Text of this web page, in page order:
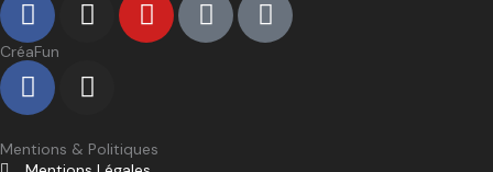
a
c
e
b
o
o
n
t
a
g
r
o
u
b
e
i
s
i
k
CréaFun
F
a
c
e
I
n
t
Mentions & Politiques